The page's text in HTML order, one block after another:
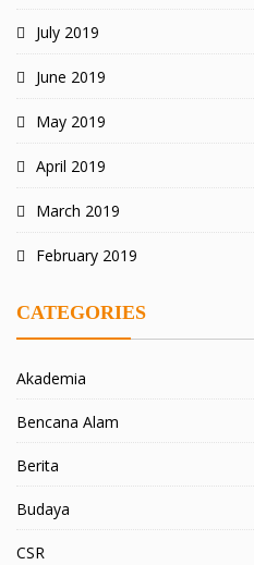
July 2019
June 2019
May 2019
April 2019
March 2019
February 2019
CATEGORIES
Akademia
Bencana Alam
Berita
Budaya
CSR